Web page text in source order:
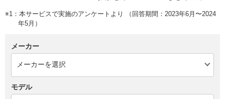
※1：本サービスで実施のアンケートより （回答期間：2023年6月〜2024
年5月）
メーカー
モデル